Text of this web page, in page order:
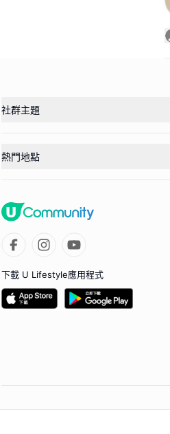
社群主題
熱門地點
下載 U Lifestyle應用程式